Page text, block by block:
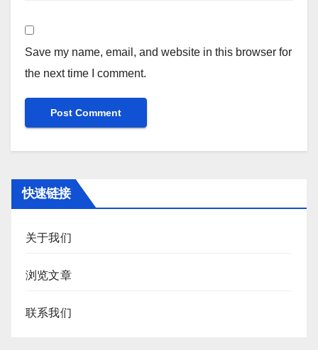
Save my name, email, and website in this browser for
the next time I comment.
快速链接
关于我们
浏览文章
联系我们